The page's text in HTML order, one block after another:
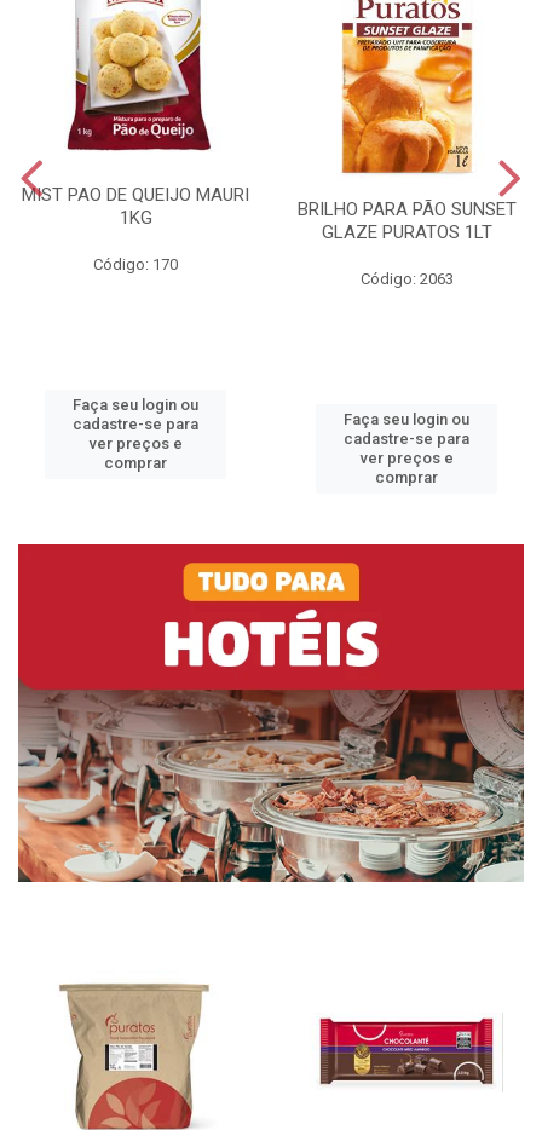
MIST PAO DE QUEIJO MAURI
1KG
Código: 170
Faça seu login ou
cadastre-se para
ver preços e
comprar
BRILHO PARA PÃO SUNSET
GLAZE PURATOS 1LT
Código: 2063
Faça seu login ou
cadastre-se para
ver preços e
comprar